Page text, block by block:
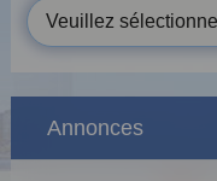
Veuillez
Annonces